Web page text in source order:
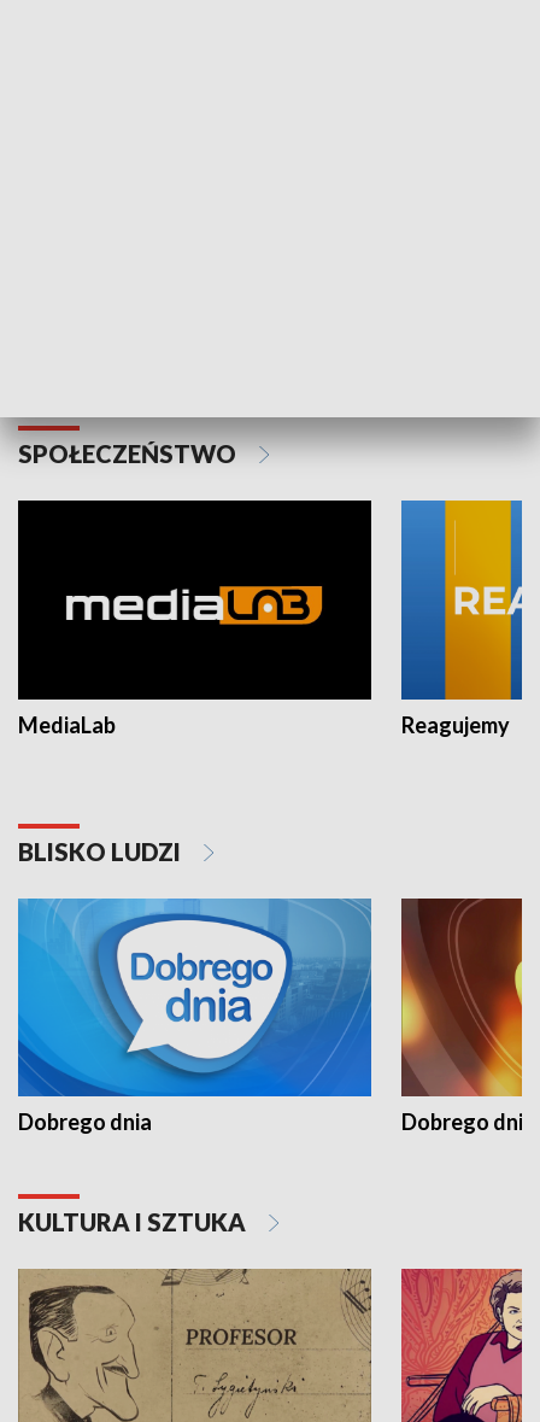
SPOŁECZEŃSTWO
MediaLab Reagujemy
BLISKO LUDZI
Dobrego dnia Dobrego dnia
KULTURA I SZTUKA